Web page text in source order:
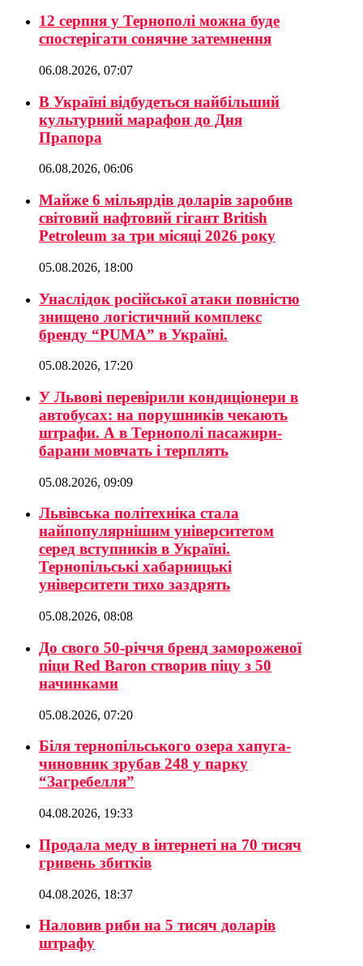
12 серпня у Тернополі можна буде
спостерігати сонячне затемнення
06.08.2026, 07:07
В Україні відбудеться найбільший
культурний марафон до Дня
Прапора
06.08.2026, 06:06
Майже 6 мільярдів доларів заробив
світовий нафтовий гігант British
Petroleum за три місяці 2026 року
05.08.2026, 18:00
Унаслідок російської атаки повністю
знищено логістичний комплекс
бренду “PUMA” в Україні.
05.08.2026, 17:20
У Львові перевірили кондиціонери в
автобусах: на порушників чекають
штрафи. А в Тернополі пасажири-
барани мовчать і терплять
05.08.2026, 09:09
Львівська політехніка стала
найпопулярнішим університетом
серед вступників в Україні.
Тернопільські хабарницькі
університети тихо заздрять
05.08.2026, 08:08
До свого 50-річчя бренд замороженої
піци Red Baron створив піцу з 50
начинками
05.08.2026, 07:20
Біля тернопільського озера хапуга-
чиновник зрубав 248 у парку
“Загребелля”
04.08.2026, 19:33
Продала меду в інтернеті на 70 тисяч
гривень збитків
04.08.2026, 18:37
Наловив риби на 5 тисяч доларів
штрафу